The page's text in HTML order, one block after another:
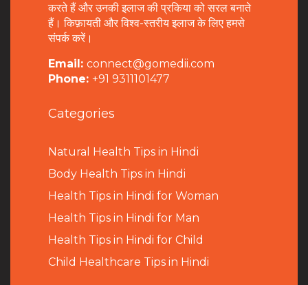
करते हैं और उनकी इलाज की प्रकिया को सरल बनाते
हैं। किफ़ायती और विश्व-स्तरीय इलाज के लिए हमसे
संपर्क करें।
Email: connect@gomedii.com
Phone: +91 9311101477
Categories
Natural Health Tips in Hindi
Body Health Tips in Hindi
Health Tips in Hindi for Woman
Health Tips in Hindi for Man
Health Tips in Hindi for Child
Child Healthcare Tips in Hindi